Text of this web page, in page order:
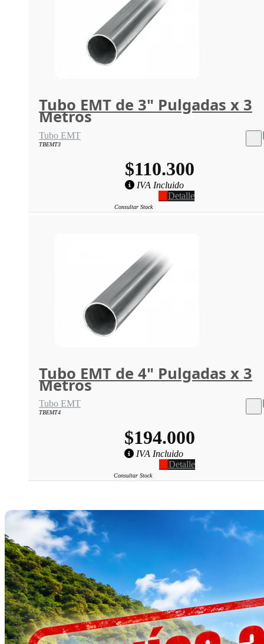
Tubo EMT de 3" Pulgadas x 3
Metros
Tubo EMT
TBEMT3
$110.300
IVA Incluido
Detalle
Consultar Stock
Tubo EMT de 4" Pulgadas x 3
Metros
Tubo EMT
TBEMT4
$194.000
IVA Incluido
Detalle
Consultar Stock